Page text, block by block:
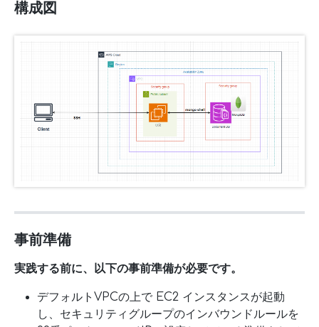
構成図
事前準備
実践する前に、以下の事前準備が必要です。
デフォルトVPCの上で EC2 インスタンスが起動
し、セキュリティグループのインバウンドルールを